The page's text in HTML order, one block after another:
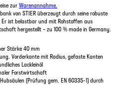
zurWarenannahme.
von STIER überzeugt durch seine robuste
Er ist belastbar und mit Rohstoffen aus
hergestellt – zu 100 % made in Germany.
Stärke 40 mm
Vorderkante mit Radius, gefaste Kanten
Lackleinöl
Forstwirtschaft
(Prüfung gem. EN 60335-1) durch